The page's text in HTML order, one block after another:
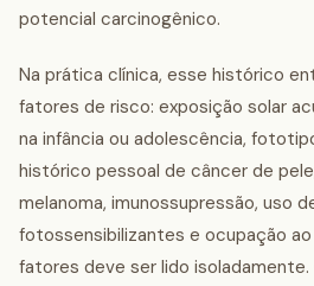
potencial carcinogênico.
Na prática clínica, esse histórico
fatores de risco: exposição solar
na infância ou adolescência,
histórico pessoal de câncer de
melanoma, imunossupressão, uso
fotossensibilizantes e ocupação ao
fatores deve ser lido isoladamente.